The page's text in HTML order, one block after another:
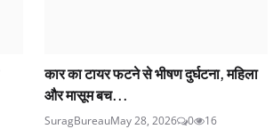
कार का टायर फटने से भीषण दुर्घटना, महिला
और मासूम बच...
SuragBureauMay 28, 2026 0 16